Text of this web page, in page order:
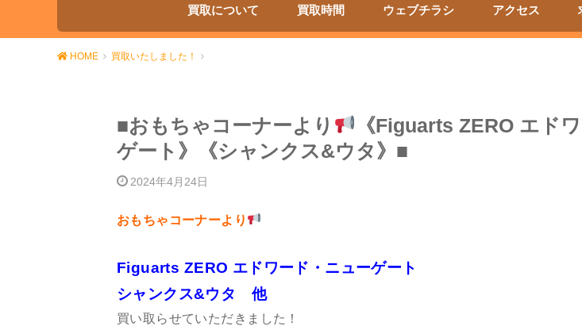
買取について 買取時間 ウェブチラシ アクセス
HOME 買取いたしました！
■おもちゃコーナーより
《Figuarts ZERO エド
ゲート》《シャンクス&ウタ》■
2024年4月24日
おもちゃコーナーより
Figuarts ZERO エドワード・ニューゲート
シャンクス&ウタ 他
買い取らせていただきました！